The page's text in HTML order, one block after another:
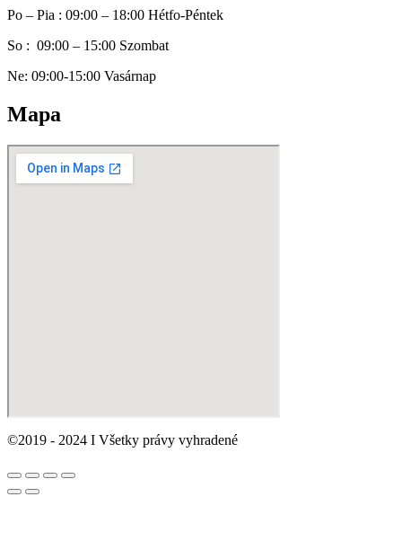
Po – Pia : 09:00 – 18:00 Hétfo-Péntek
So : 09:00 – 15:00 Szombat
Ne: 09:00-15:00 Vasárnap
Mapa
©2019 - 2024 I Všetky právy vyhradené